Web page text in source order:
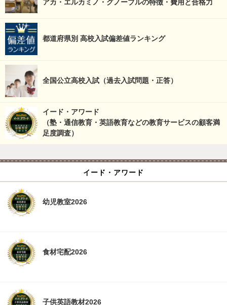
アカ・エルカミノ・グノーブルの特徴・費用と合格力
都道府県別 高校入試偏差値ランキング
全国公立高校入試（過去入試問題・正答）
イード・アワード
（塾・通信教育・英語教育などの教育サービスの顧客満
足度調査）
イード・アワード
幼児教室2026
食材宅配2026
子供英語教材2026